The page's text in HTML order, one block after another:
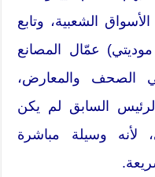
الشعبية، وتابع
موديتي) عمّال المصانع
الصحف والمعارض،
السابق لم يكن
لأنه وسيلة مباشرة